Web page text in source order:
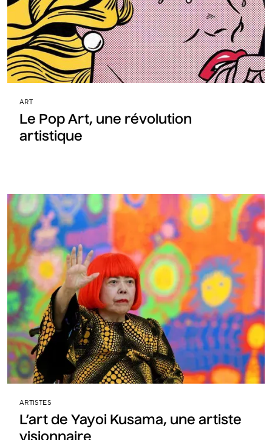
ART
Le Pop Art, une révolution
artistique
ARTISTES
L’art de Yayoi Kusama, une artiste